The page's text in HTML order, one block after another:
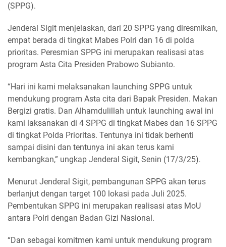
(SPPG).
Jenderal Sigit menjelaskan, dari 20 SPPG yang diresmikan,
empat berada di tingkat Mabes Polri dan 16 di polda
prioritas. Peresmian SPPG ini merupakan realisasi atas
program Asta Cita Presiden Prabowo Subianto.
“Hari ini kami melaksanakan launching SPPG untuk
mendukung program Asta cita dari Bapak Presiden. Makan
Bergizi gratis. Dan Alhamdulillah untuk launching awal ini
kami laksanakan di 4 SPPG di tingkat Mabes dan 16 SPPG
di tingkat Polda Prioritas. Tentunya ini tidak berhenti
sampai disini dan tentunya ini akan terus kami
kembangkan,” ungkap Jenderal Sigit, Senin (17/3/25).
Menurut Jenderal Sigit, pembangunan SPPG akan terus
berlanjut dengan target 100 lokasi pada Juli 2025.
Pembentukan SPPG ini merupakan realisasi atas MoU
antara Polri dengan Badan Gizi Nasional.
“Dan sebagai komitmen kami untuk mendukung program